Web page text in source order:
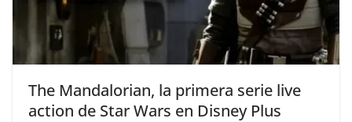
The Mandalorian, la primera serie live
action de Star Wars en Disney Plus